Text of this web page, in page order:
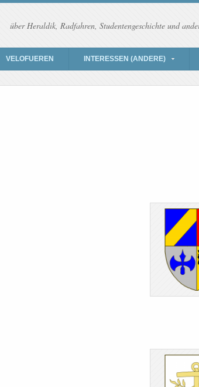
über Heraldik, Radfahren, Studentengeschichte und
VELOFUEREN INTERESSEN (ANDERE)